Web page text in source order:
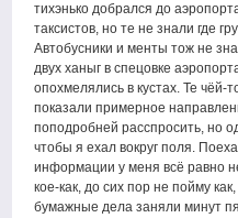
тихэнько добрался до
таксистов, но те не знали где
Автобусники и менты тож не
двух ханыг в спецовке
опохмелялись в кустах. Те чёй-
показали примерное
поподробней расспросить, но
чтобы я ехал вокруг поля.
информации у меня всё равно
кое-как, до сих пор не пойму
бумажные дела заняли минут